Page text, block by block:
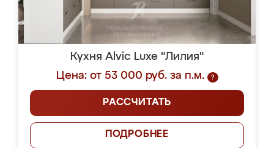
Кухня Alvic Luxe "Лилия"
Цена: от 53 000 руб. за п.м.
?
РАССЧИТАТЬ
ПОДРОБНЕЕ